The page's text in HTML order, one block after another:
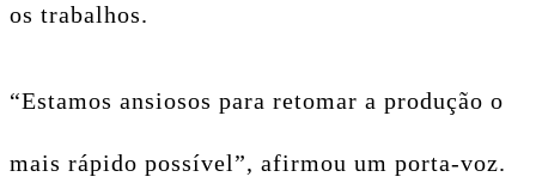
os trabalhos.
“Estamos ansiosos para retomar a produção o
mais rápido possível”, afirmou um porta-voz.